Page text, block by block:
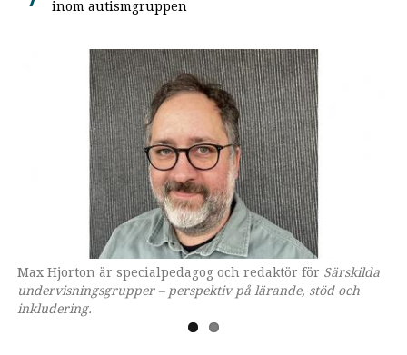
inom autismgruppen
Max Hjorton är specialpedagog och redaktör för Särskilda
undervisningsgrupper – perspektiv på lärande, stöd och
inkludering.
Omslaget till boken som ges ut av Lärarförlaget.